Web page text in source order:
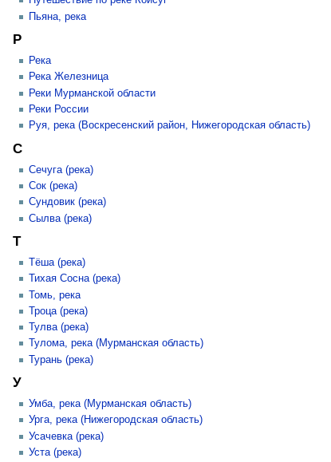
Пьяна, река
Р
Река
Река Железница
Реки Мурманской области
Реки России
Руя, река (Воскресенский район, Нижегородская область)
С
Сечуга (река)
Сок (река)
Сундовик (река)
Сылва (река)
Т
Тёша (река)
Тихая Сосна (река)
Томь, река
Троца (река)
Тулва (река)
Тулома, река (Мурманская область)
Турань (река)
У
Умба, река (Мурманская область)
Урга, река (Нижегородская область)
Усачевка (река)
Уста (река)